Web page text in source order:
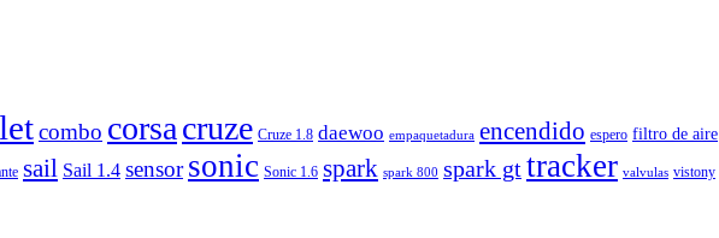
combo corsacruze Cruze 1.8 daewoo empaquetadura encendido espero filtro de aire
sail Sail 1.4 sensor sonic Sonic 1.6 spark spark 800 spark gttracker valvulas vistony